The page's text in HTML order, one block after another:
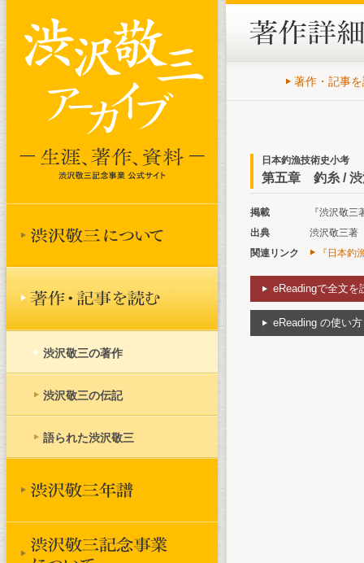
著作・記事
日本釣漁技術史小考
第五章 釣糸 / 渋
掲載
『渋沢敬
出典
渋沢敬三著
関連リンク
『日本釣
eReadingで全文を
eReading の使い方
渋沢敬三の著作
渋沢敬三の伝記
語られた渋沢敬三